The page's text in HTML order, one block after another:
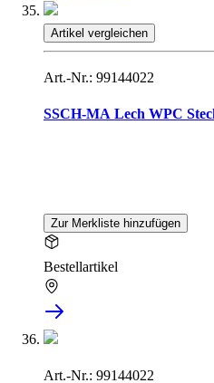
Artikel vergleichen
Art.-Nr.: 99144022
SSCH-MA Lech WPC
Zur Merkliste hinzufügen
Bestellartikel
Art.-Nr.: 99144022